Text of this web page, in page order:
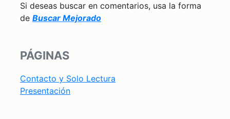
Si deseas buscar en comentarios, usa la forma
de Buscar Mejorado
PÁGINAS
Contacto y Solo Lectura
Presentación